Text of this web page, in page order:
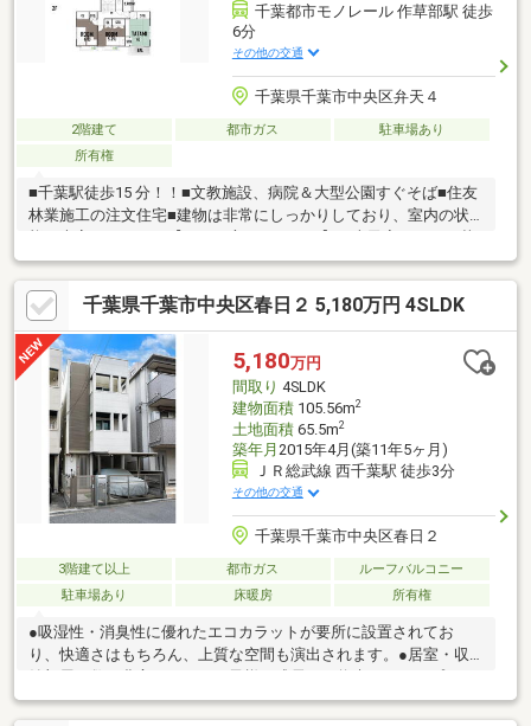
千葉都市モノレール 作草部駅 徒歩
6分
その他の交通
千葉県千葉市中央区弁天４
2階建て 都市ガス
駐車場あり
所有権
■千葉駅徒歩15 分！！■文教施設、病院＆大型公園すぐそば■住友
林業施工の注文住宅■建物は非常にしっかりしており、室内の状
ち着いた雰囲気がお好きな方・リノベーション前提で物件をお探
しの方・子育てが一段落！静かな環境でゆったり暮らしたい方・
建物使用後、将来の資産活用に回したい方
千葉県千葉市中央区春日２ 5,180万円 4SLDK
5,180万円
間取り 4SLDK
建物面積105.56m2
土地面積65.5m2
築年月 2015年4月(築11年5ヶ月)
ＪＲ総武線 西千葉駅 徒歩3分
その他の交通
千葉県千葉市中央区春日２
3階建て以上 都市ガス
ルーフバルコニー
駐車場あり
床暖房 所有権
●吸湿性・消臭性に優れたエコカラットが要所に設置されてお
り、快適さはもちろん、上質な空間も演出されます。●居室・収
の変更にも柔軟に対応することが可能です！●居室等の窓は二重
窓になっており、騒音対策も念入りにされている点も大きな魅力